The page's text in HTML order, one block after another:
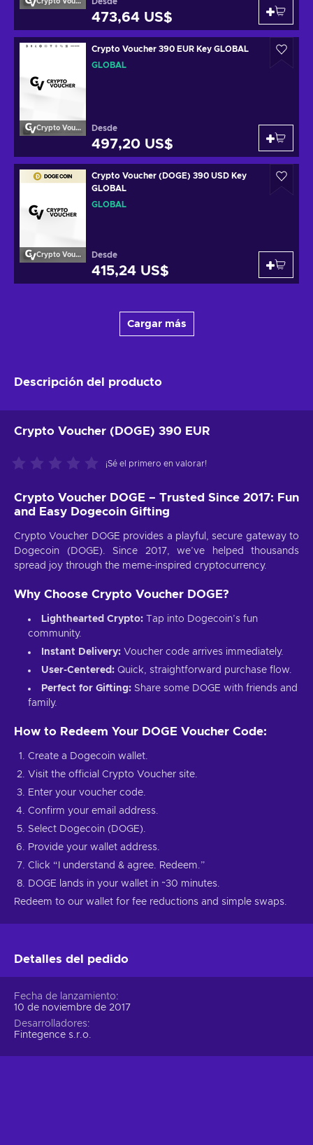
Crypto Voucher
473,64 US$
Crypto Voucher
Crypto Voucher 390 EUR Key GLOBAL
GLOBAL
Desde
497,20 US$
Crypto Voucher
Crypto Voucher (DOGE) 390 USD Key
GLOBAL
GLOBAL
Desde
415,24 US$
Cargar más
Descripción del producto
Crypto Voucher (DOGE) 390 EUR
¡Sé el primero en valorar!
Crypto Voucher DOGE – Trusted Since 2017: Fun
and Easy Dogecoin Gifting
Crypto Voucher DOGE provides a playful, secure gateway to
Dogecoin (DOGE). Since 2017, we’ve helped thousands
spread joy through the meme-inspired cryptocurrency.
Why Choose Crypto Voucher DOGE?
Lighthearted Crypto: Tap into Dogecoin’s fun
community.
Instant Delivery: Voucher code arrives immediately.
User-Centered: Quick, straightforward purchase flow.
Perfect for Gifting: Share some DOGE with friends and
family.
How to Redeem Your DOGE Voucher Code:
Create a Dogecoin wallet.
Visit the official Crypto Voucher site.
Enter your voucher code.
Confirm your email address.
Select Dogecoin (DOGE).
Provide your wallet address.
Click “I understand & agree. Redeem.”
DOGE lands in your wallet in ~30 minutes.
Redeem to our wallet for fee reductions and simple swaps.
Detalles del pedido
Fecha de lanzamiento
10 de noviembre de 2017
Desarrolladores
Fintegence s.r.o.